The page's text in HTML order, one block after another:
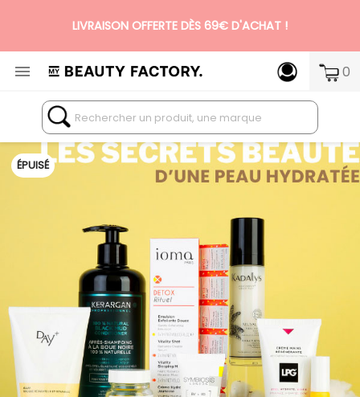
N°1 DES BOX BEAUTÉ PREMIUM SANS ENGAGEMENT
 0
ÉPUISÉ